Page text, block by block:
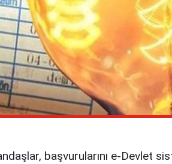
başvurularını e-Devlet